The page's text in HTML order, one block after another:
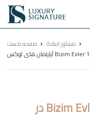
Luxury
Signature
صفحه نخست
مشاور املاک
آپارتمان های لوکس Bizim Evler 12 در